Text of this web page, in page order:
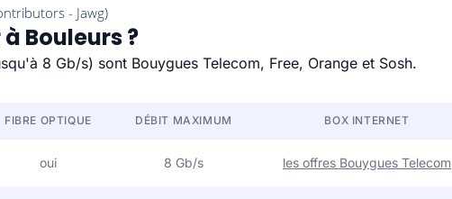
Bouleurs ?
8 Gb/s) sont Bouygues Telecom, Free, Orange et Sosh.
FIBRE OPTIQUE DÉBIT MAXIMUM BOX INTERNET
oui 8 Gb/s les offres Bouygues Telecom